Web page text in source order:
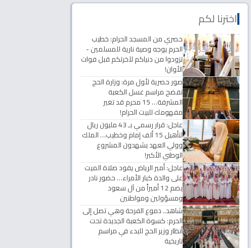
اخترنا لكم
حصري من المسجد الحرام: خطيب
الحرم يوجه وصية نارية للمسلمين -
تزودوا من دنياكم لآخرتكم قبل فوات
الأوان!
صور حصرية لأول مرة: وزارة الحج
تفضح مراسم غسل الكعبة
المشرفة… 15 محرم قد تغير
مفهومك للبيت الحرام!
عاجل: قرار رسمي بـ 43 مليون ريال
لتأهيل 15 ألف إمام وخطيب… الملك
وولي العهد يشهدون المشروع
الوطني الأكبر!
عاجل: أمير الرياض يقود صلاة الميت
على والدة كبار الأمراء… حضور نادر
يضم 12 أميراً من آل سعود
ومسؤولين ومواطنين
شاهد.. دموع الفرحة وهي تصل إلى
الحرم: كسوة الكعبة الجديدة تحت
أنظار وزير الحج للبدء في مراسم
تاريخية